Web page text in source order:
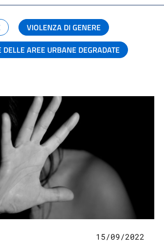
VIOLENZA DI GENERE
AREE URBANE DEGRADATE
15/09/2022